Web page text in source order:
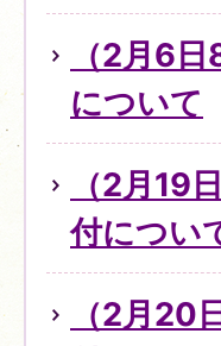
（2月6
について
（2月19
付につい
（2月20